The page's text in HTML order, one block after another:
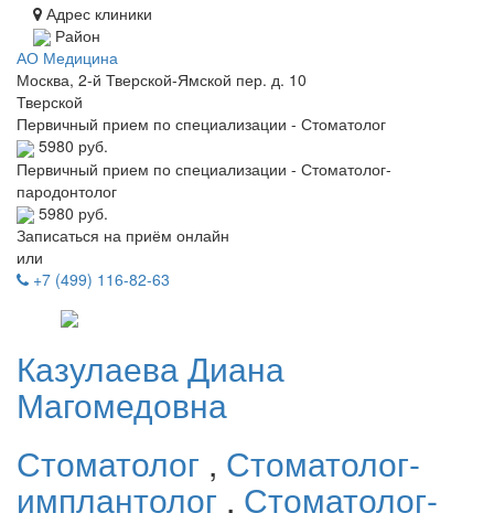
Адрес клиники
Район
АО Медицина
Москва, 2-й Тверской-Ямской пер. д. 10
Тверской
Первичный прием по специализации - Стоматолог
5980 руб.
Первичный прием по специализации - Стоматолог-
пародонтолог
5980 руб.
Записаться на приём онлайн
или
+7 (499) 116-82-63
КазулаеваДиана
Магомедовна
Стоматолог , Стоматолог-
имплантолог , Стоматолог-